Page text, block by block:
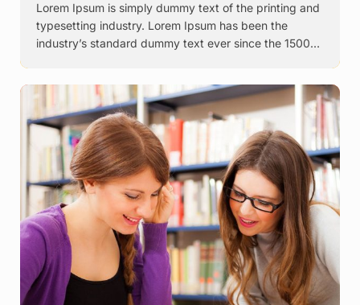
Lorem Ipsum is simply dummy text of the printing and
typesetting industry. Lorem Ipsum has been the
industry’s standard dummy text ever since the 1500s,